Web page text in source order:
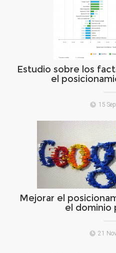
Estudio sobre los
el
15
Mejorar el
el dominio
21